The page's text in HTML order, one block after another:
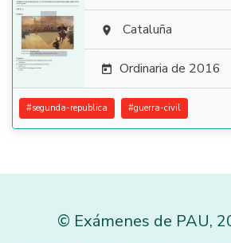
  Cataluña
 Ordinaria de 2016
#segunda-republica #guerra-civil
© Exámenes de PAU,